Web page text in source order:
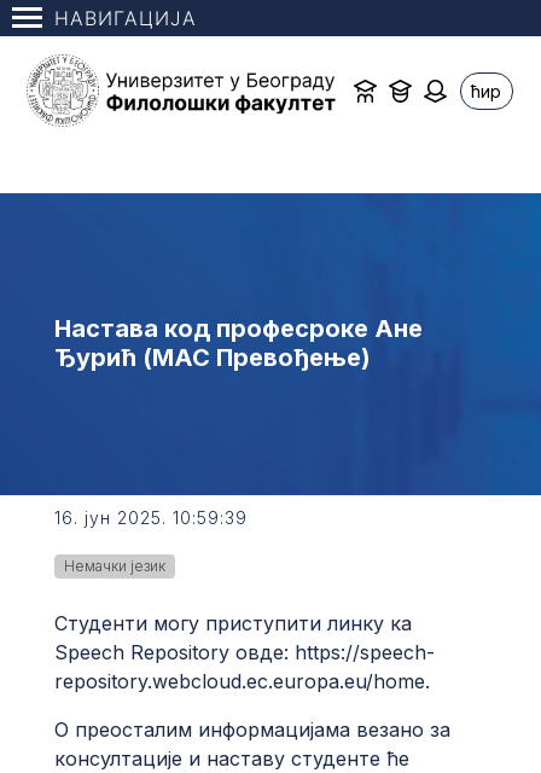
НАВИГАЦИЈА
ћир
Настава код професроке Ане
Ђурић (МАС Превођење)
16. јун 2025. 10:59:39
Немачки језик
Студенти могу приступити линку ка
Speech Repository овде: https://speech-
repository.webcloud.ec.europa.eu/home.
О преосталим информацијама везано за
консултације и наставу студенте ће